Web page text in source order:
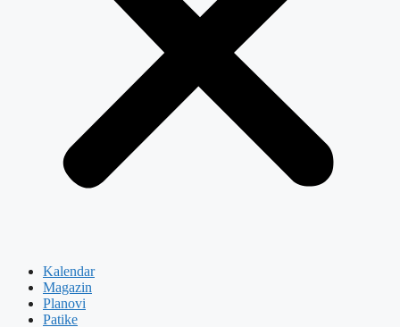
Kalendar
Magazin
Planovi
Patike